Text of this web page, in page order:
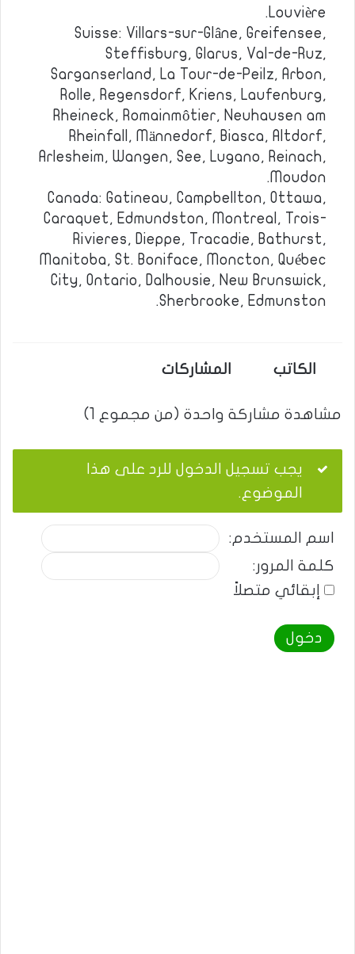
Louvière.
Suisse: Villars-sur-Glâne, Greifensee,
Steffisburg, Glarus, Val-de-Ruz,
Sarganserland, La Tour-de-Peilz, Arbon,
Rolle, Regensdorf, Kriens, Laufenburg,
Rheineck, Romainmôtier, Neuhausen am
Rheinfall, Männedorf, Biasca, Altdorf,
Arlesheim, Wangen, See, Lugano, Reinach,
Moudon.
Canada: Gatineau, Campbellton, Ottawa,
Caraquet, Edmundston, Montreal, Trois-
Rivieres, Dieppe, Tracadie, Bathurst,
Manitoba, St. Boniface, Moncton, Québec
City, Ontario, Dalhousie, New Brunswick,
Sherbrooke, Edmunston.
الكاتب المشاركات
مشاهدة مشاركة واحدة (من مجموع 1)
يجب تسجيل الدخول للرد على هذا
الموضوع.
اسم المستخدم:
كلمة المرور:
إبقائي متصلاً
دخول